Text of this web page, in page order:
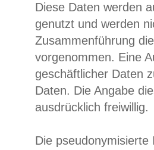
Diese Daten werden
genutzt und werden
Zusammenführung
vorgenommen. Eine
geschäftlicher Daten
Daten. Die Angabe
ausdrücklich freiwillig.
Die